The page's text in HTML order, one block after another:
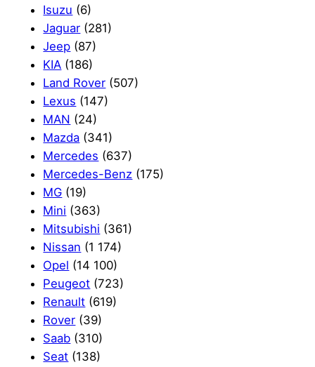
Isuzu (6)
Jaguar (281)
Jeep (87)
KIA (186)
Land Rover (507)
Lexus (147)
MAN (24)
Mazda (341)
Mercedes (637)
Mercedes-Benz (175)
MG (19)
Mini (363)
Mitsubishi (361)
Nissan (1 174)
Opel (14 100)
Peugeot (723)
Renault (619)
Rover (39)
Saab (310)
Seat (138)